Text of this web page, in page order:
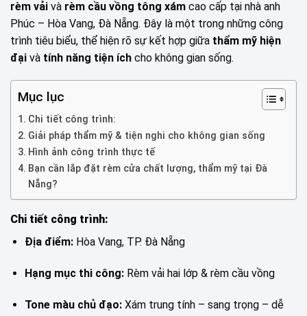
rèm vải và rèm cầu vồng tông xám cao cấp tại nhà anh
Phúc – Hòa Vang, Đà Nẵng. Đây là một trong những công
trình tiêu biểu, thể hiện rõ sự kết hợp giữa thẩm mỹ hiện
đại và tính năng tiện ích cho không gian sống.
Mục lục
Chi tiết công trình:
Giải pháp thẩm mỹ & tiện nghi cho không gian sống
Hình ảnh công trình thực tế
Bạn cần lắp đặt rèm cửa chất lượng, thẩm mỹ tại Đà
Nẵng?
Chi tiết công trình:
Địa điểm:Hòa Vang, TP. Đà Nẵng
Hạng mục thi công:Rèm vải hai lớp & rèm cầu vồng
Tone màu chủ đạo:Xám trung tính – sang trọng – dễ